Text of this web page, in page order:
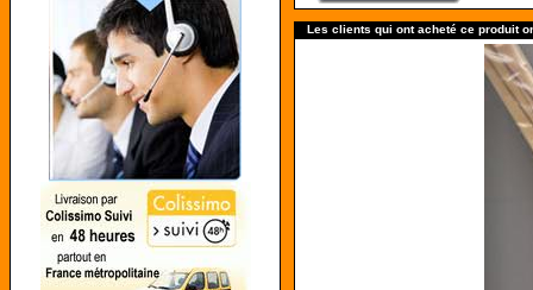
Les clients qui ont acheté ce produit